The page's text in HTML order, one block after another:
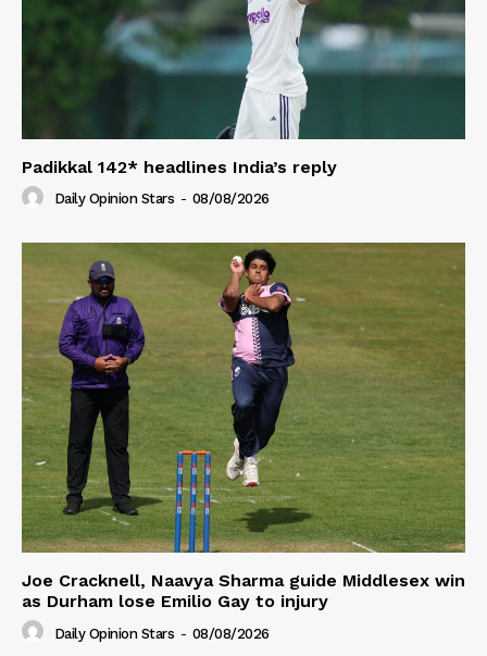
Padikkal 142* headlines India’s reply
Daily Opinion Stars - 08/08/2026
Joe Cracknell, Naavya Sharma guide Middlesex win
as Durham lose Emilio Gay to injury
Daily Opinion Stars - 08/08/2026